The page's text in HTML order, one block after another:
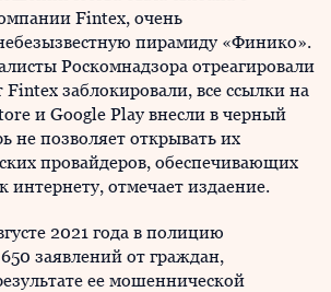
Fintex, очень
пирамиду «Финико».
Роскомнадзора отреагировали
заблокировали, все ссылки на
и Google Play внесли в черный
не позволяет открывать их
провайдеров, обеспечивающих
интернету, отмечает издаение.
2021 года в полицию
заявлений от граждан,
ее мошеннической